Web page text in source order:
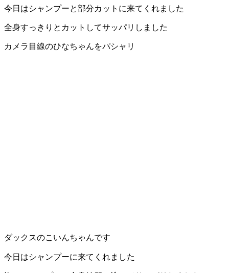
今日はシャンプーと部分カットに来てくれました
全身すっきりとカットしてサッパリしました
カメラ目線のひなちゃんをパシャリ
ダックスのこいんちゃんです
今日はシャンプーに来てくれました